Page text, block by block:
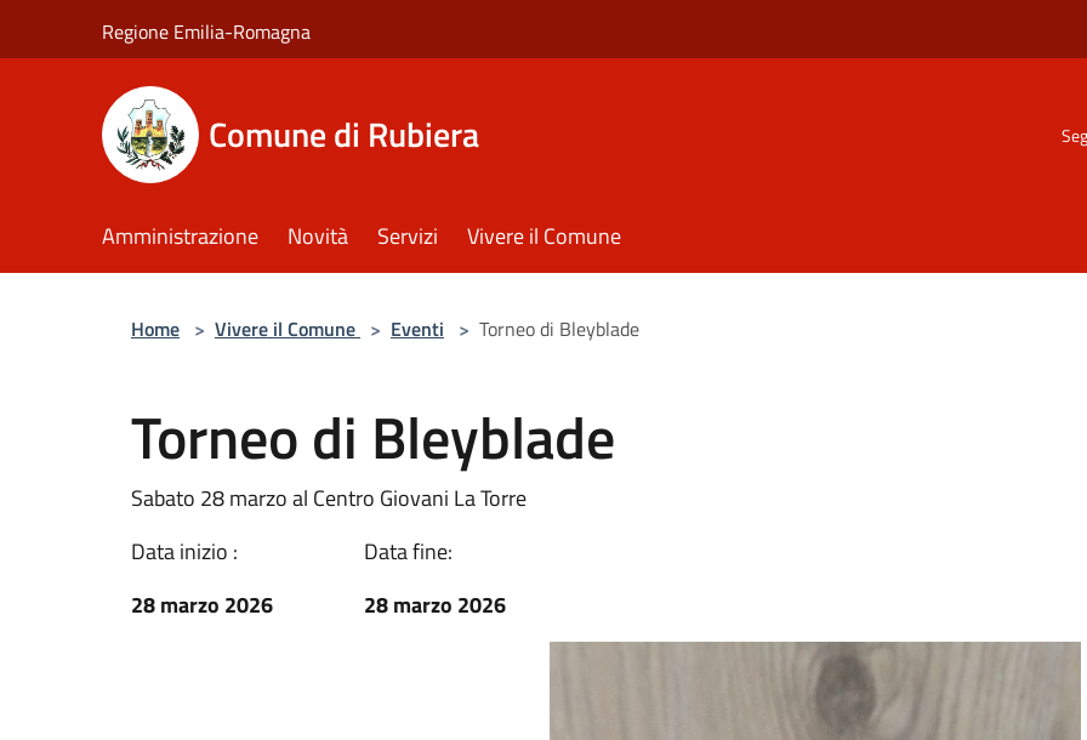
Regione Emilia-Romagna
Comune di Rubiera
Amministrazione Novità Servizi Vivere il Comune
Home > Vivere il Comune > Eventi > Torneo di Bleyblade
Torneo di Bleyblade
Sabato 28 marzo al Centro Giovani La Torre
Data inizio :
28 marzo 2026
Data fine:
28 marzo 2026